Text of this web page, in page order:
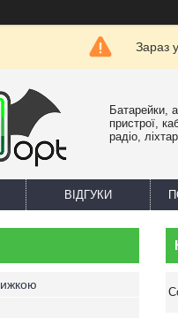
Зараз
Батарейки,
пристрої,
радіо,
ВІДГУКИ